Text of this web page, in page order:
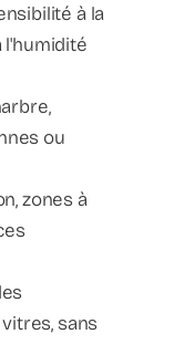
à la
l'humidité
ou
zones à
sans